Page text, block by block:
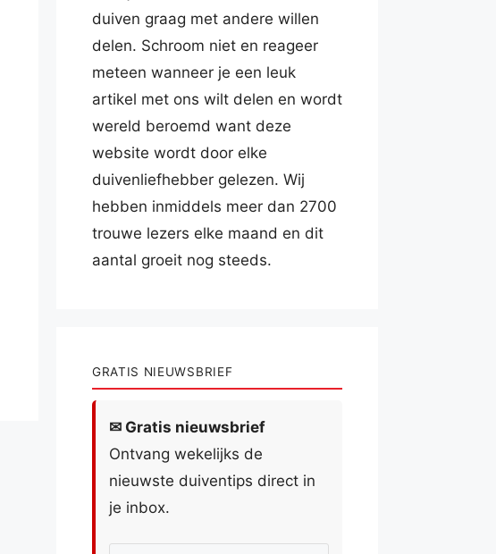
duiven graag met andere willen
delen. Schroom niet en reageer
meteen wanneer je een leuk
artikel met ons wilt delen en wordt
wereld beroemd want deze
website wordt door elke
duivenliefhebber gelezen. Wij
hebben inmiddels meer dan 2700
trouwe lezers elke maand en dit
aantal groeit nog steeds.
GRATIS NIEUWSBRIEF
✉ Gratis nieuwsbrief
Ontvang wekelijks de
nieuwste duiventips direct in
je inbox.